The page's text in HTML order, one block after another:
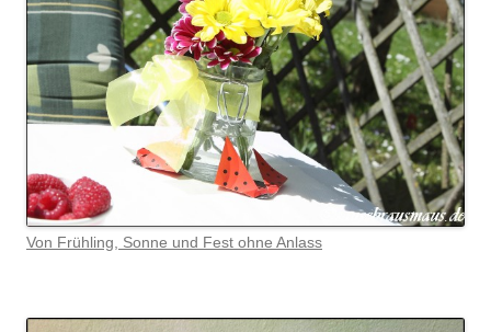
Von Frühling, Sonne und Fest ohne Anlass